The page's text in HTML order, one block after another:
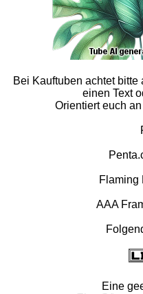
Bei Kauftuben achtet
einen Text
Orientiert euch
Flaming
AAA
Eine